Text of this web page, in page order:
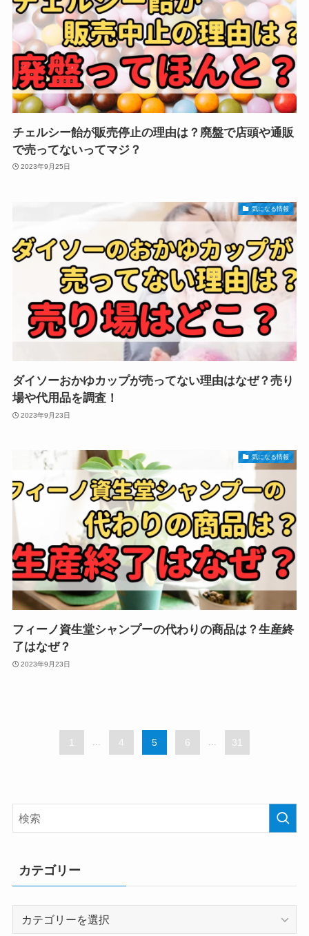
チェルシー飴が販売停止の理由は？廃盤で店頭や通販
で売ってないってマジ？
2023年9月25日
気になる情報
ダイソーおかゆカップが売ってない理由はなぜ？売り
場や代用品を調査！
2023年9月23日
気になる情報
フィーノ資生堂シャンプーの代わりの商品は？生産終
了はなぜ？
2023年9月23日
1 ... 4 5 6 ... 31
カテゴリー